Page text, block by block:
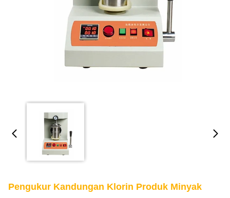
Pengukur Kandungan Klorin Produk Minyak